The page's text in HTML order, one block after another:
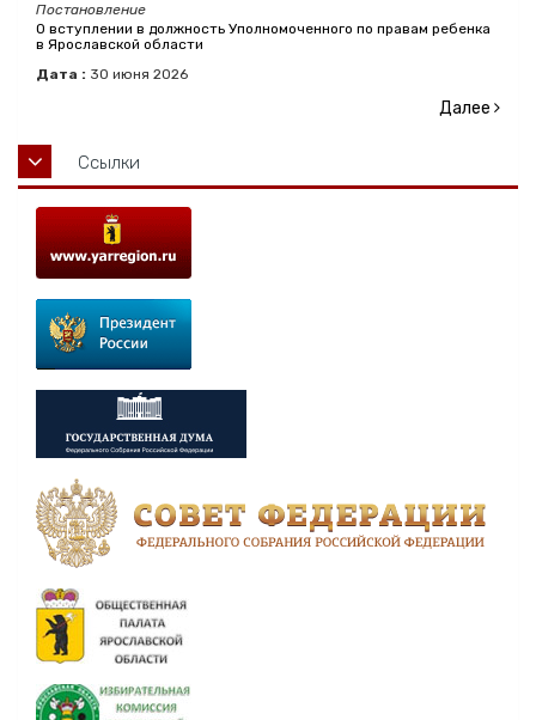
Постановление
О вступлении в должность Уполномоченного по правам ребенка
в Ярославской области
Дата : 30 июня 2026
Далее
Ссылки